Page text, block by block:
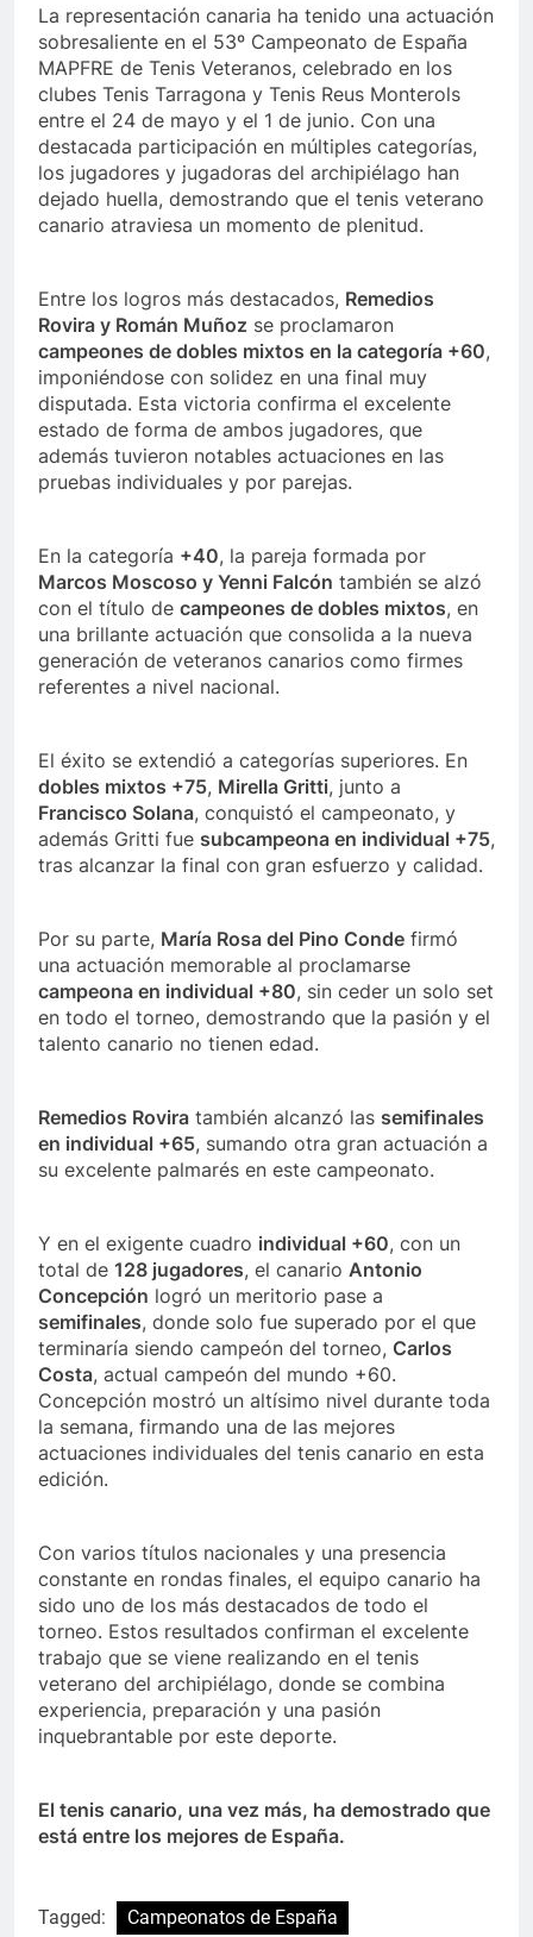
La representación canaria ha tenido una actuación
sobresaliente en el 53º Campeonato de España
MAPFRE de Tenis Veteranos, celebrado en los
clubes Tenis Tarragona y Tenis Reus Monterols
entre el 24 de mayo y el 1 de junio. Con una
destacada participación en múltiples categorías,
los jugadores y jugadoras del archipiélago han
dejado huella, demostrando que el tenis veterano
canario atraviesa un momento de plenitud.
Entre los logros más destacados, Remedios
Rovira y Román Muñoz se proclamaron
campeones de dobles mixtos en la categoría +60,
imponiéndose con solidez en una final muy
disputada. Esta victoria confirma el excelente
estado de forma de ambos jugadores, que
además tuvieron notables actuaciones en las
pruebas individuales y por parejas.
En la categoría +40, la pareja formada por
Marcos Moscoso y Yenni Falcón también se alzó
con el título de campeones de dobles mixtos, en
una brillante actuación que consolida a la nueva
generación de veteranos canarios como firmes
referentes a nivel nacional.
El éxito se extendió a categorías superiores. En
dobles mixtos +75, Mirella Gritti, junto a
Francisco Solana, conquistó el campeonato, y
además Gritti fue subcampeona en individual +75,
tras alcanzar la final con gran esfuerzo y calidad.
Por su parte, María Rosa del Pino Conde firmó
una actuación memorable al proclamarse
campeona en individual +80, sin ceder un solo set
en todo el torneo, demostrando que la pasión y el
talento canario no tienen edad.
Remedios Rovira también alcanzó las semifinales
en individual +65, sumando otra gran actuación a
su excelente palmarés en este campeonato.
Y en el exigente cuadro individual +60, con un
total de 128 jugadores, el canario Antonio
Concepción logró un meritorio pase a
semifinales, donde solo fue superado por el que
terminaría siendo campeón del torneo, Carlos
Costa, actual campeón del mundo +60.
Concepción mostró un altísimo nivel durante toda
la semana, firmando una de las mejores
actuaciones individuales del tenis canario en esta
edición.
Con varios títulos nacionales y una presencia
constante en rondas finales, el equipo canario ha
sido uno de los más destacados de todo el
torneo. Estos resultados confirman el excelente
trabajo que se viene realizando en el tenis
veterano del archipiélago, donde se combina
experiencia, preparación y una pasión
inquebrantable por este deporte.
El tenis canario, una vez más, ha demostrado que
está entre los mejores de España.
Tagged: Campeonatos de España